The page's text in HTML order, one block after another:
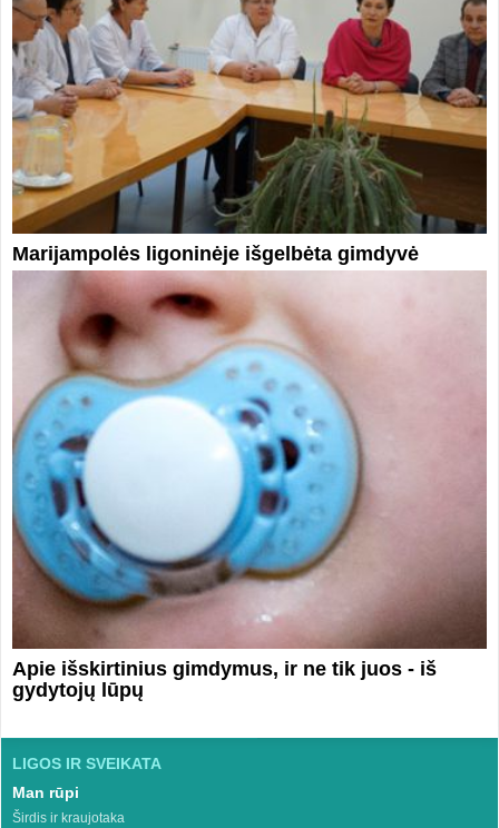
Marijampolės ligoninėje išgelbėta gimdyvė
Apie išskirtinius gimdymus, ir ne tik juos - iš
gydytojų lūpų
LIGOS IR SVEIKATA
Man rūpi
Širdis ir kraujotaka